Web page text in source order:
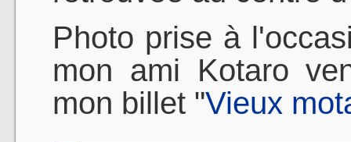
Photo prise à
mon ami Kotaro
mon billet "Vieux